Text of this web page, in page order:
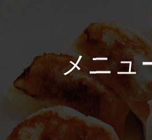
メニュ